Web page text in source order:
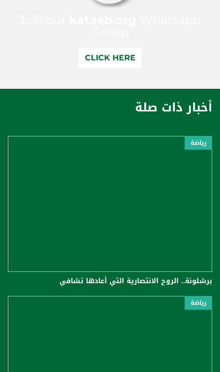
CLICK HERE
أخبار ذات صلة
رياضة
برشلونة.. الروح الانتصارية التي أعادها تشافي
رياضة